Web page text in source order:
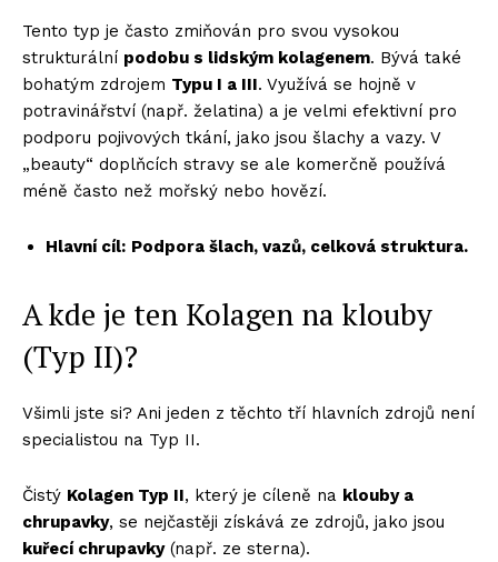
Tento typ je často zmiňován pro svou vysokou
strukturální podobu s lidským kolagenem. Bývá také
bohatým zdrojem Typu I a III. Využívá se hojně v
potravinářství (např. želatina) a je velmi efektivní pro
podporu pojivových tkání, jako jsou šlachy a vazy. V
„beauty“ doplňcích stravy se ale komerčně používá
méně často než mořský nebo hovězí.
Hlavní cíl: Podpora šlach, vazů, celková struktura.
A kde je ten Kolagen na klouby
(Typ II)?
Všimli jste si? Ani jeden z těchto tří hlavních zdrojů není
specialistou na Typ II.
Čistý Kolagen Typ II, který je cíleně na klouby a
chrupavky, se nejčastěji získává ze zdrojů, jako jsou
kuřecí chrupavky(např. ze sterna).